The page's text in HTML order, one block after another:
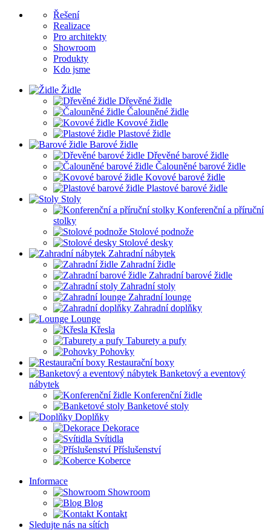
Řešení
Realizace
Pro architekty
Showroom
Produkty
Kdo jsme
Židle
Dřevěné židle
Čalouněné židle
Kovové židle
Plastové židle
Barové židle
Dřevěné barové židle
Čalouněné barové židle
Kovové barové židle
Plastové barové židle
Stoly
Konferenční a příruční
stolky
Stolové podnože
Stolové desky
Zahradní nábytek
Zahradní židle
Zahradní barové židle
Zahradní stoly
Zahradní lounge
Zahradní doplňky
Lounge
Křesla
Taburety a pufy
Pohovky
Restaurační boxy
Banketový a eventový
nábytek
Konferenční židle
Banketové stoly
Doplňky
Dekorace
Svítidla
Příslušenství
Koberce
Informace
Showroom
Blog
Kontakt
Sledujte nás na sítích